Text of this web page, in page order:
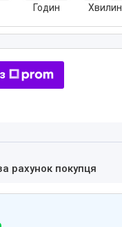
Годин Хвилин
рахунок покупця